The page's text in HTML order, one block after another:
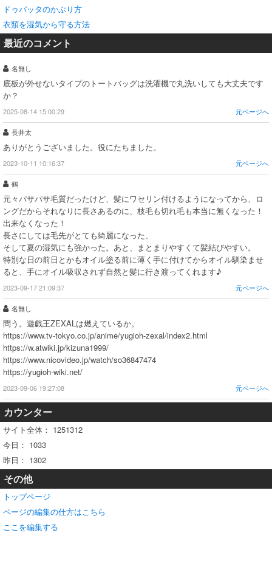
ドゥパッタのかぶり方
衣類を湿気から守る方法
最近のコメント
名無し
底板が外せないタイプのトートバッグは洗濯機で丸洗いしても大丈夫です
か？
2025-08-14 15:00:29 元ページへ
長井太
ありがとうございました。役にたちました。
2023-10-11 10:16:37 元ページへ
鶴
元々パサパサ毛質だったけど、髪にワセリン付けるようになってから、ロ
ングだからそれなりに長さあるのに、枝毛も切れ毛も本当に無くなった！
出来なくなった！
長さにしては毛先がとても綺麗になった、
そして夏の湿気にも強かった。あと、まとまりやすくて髪結びやすい。
特別な日の前日とかもオイル塗る前に薄く手に付けてからオイル馴染ませ
ると、手にオイル吸収されず自然と髪に行き渡ってくれます♪
2023-09-17 21:09:37 元ページへ
名無し
問う。遊戯王ZEXALは燃えているか。
https://www.tv-tokyo.co.jp/anime/yugioh-zexal/index2.html
https://w.atwiki.jp/kizuna1999/
https://www.nicovideo.jp/watch/so36847474
https://yugioh-wiki.net/
2023-09-06 19:27:08 元ページへ
カウンター
サイト全体： 1251312
今日： 1033
昨日： 1302
その他
トップページ
ページの編集の仕方はこちら
ここを編集する